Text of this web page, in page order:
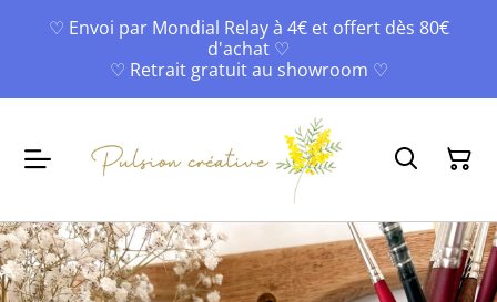
♡ Envoi par Mondial Relay à 4€ et offert dès 80€
d'achat ♡
♡ Retrait gratuit au showroom ♡